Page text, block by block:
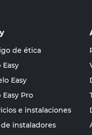
de ética
Easy
Easy
Easy Pro
e instalaciones
de instaladores